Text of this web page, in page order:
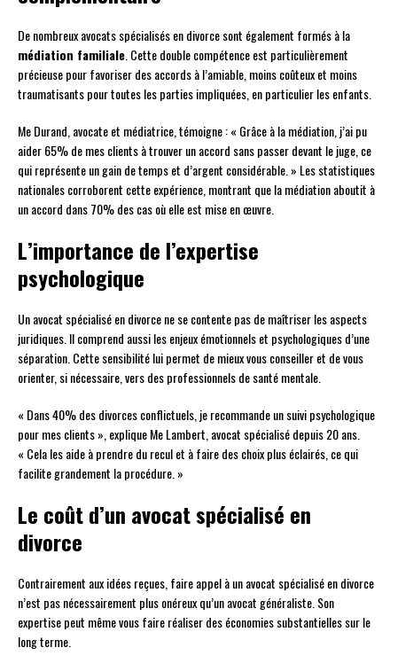
De nombreux avocats spécialisés en divorce sont également formés à la
médiation familiale. Cette double compétence est particulièrement
précieuse pour favoriser des accords à l’amiable, moins coûteux et moins
traumatisants pour toutes les parties impliquées, en particulier les enfants.
Me Durand, avocate et médiatrice, témoigne : « Grâce à la médiation, j’ai pu
aider 65% de mes clients à trouver un accord sans passer devant le juge, ce
qui représente un gain de temps et d’argent considérable. » Les statistiques
nationales corroborent cette expérience, montrant que la médiation aboutit à
un accord dans 70% des cas où elle est mise en œuvre.
L’importance de l’expertise
psychologique
Un avocat spécialisé en divorce ne se contente pas de maîtriser les aspects
juridiques. Il comprend aussi les enjeux émotionnels et psychologiques d’une
séparation. Cette sensibilité lui permet de mieux vous conseiller et de vous
orienter, si nécessaire, vers des professionnels de santé mentale.
« Dans 40% des divorces conflictuels, je recommande un suivi psychologique
pour mes clients », explique Me Lambert, avocat spécialisé depuis 20 ans.
« Cela les aide à prendre du recul et à faire des choix plus éclairés, ce qui
facilite grandement la procédure. »
Le coût d’un avocat spécialisé en
divorce
Contrairement aux idées reçues, faire appel à un avocat spécialisé en divorce
n’est pas nécessairement plus onéreux qu’un avocat généraliste. Son
expertise peut même vous faire réaliser des économies substantielles sur le
long terme.